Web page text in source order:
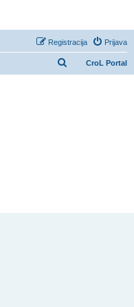
Prijava
Registracija
CroL Portal